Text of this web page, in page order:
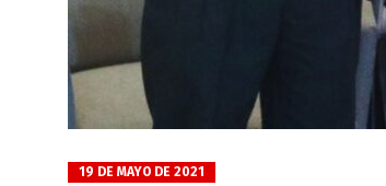
19 DE MAYO DE 2021